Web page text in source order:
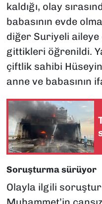
kaldığı, olay
babasının evde
diğer Suriyeli aileye
gittikleri öğrenildi.
çiftlik sahibi
anne ve babasının
Soruşturma sürüyor
Olayla ilgili